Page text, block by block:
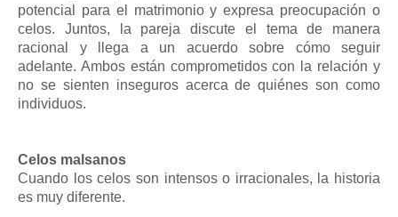
potencial para el matrimonio y expresa preocupación o
celos. Juntos, la pareja discute el tema de manera
racional y llega a un acuerdo sobre cómo seguir
adelante. Ambos están comprometidos con la relación y
no se sienten inseguros acerca de quiénes son como
individuos.
Celos malsanos
Cuando los celos son intensos o irracionales, la historia
es muy diferente.